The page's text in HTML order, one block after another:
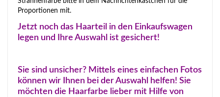
Proportionen mit.
Jetzt noch das Haarteil in den Einkaufswagen
legen und Ihre Auswahl ist gesichert!
Sie sind unsicher? Mittels eines einfachen Fotos
können wir Ihnen bei der Auswahl helfen! Sie
möchten die Haarfarbe lieber mit Hilfe von